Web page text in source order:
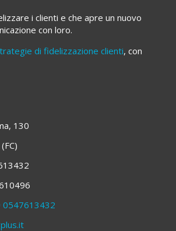
i clienti e che apre un nuovo
con loro.
di fidelizzazione clienti, con
130
0547613432